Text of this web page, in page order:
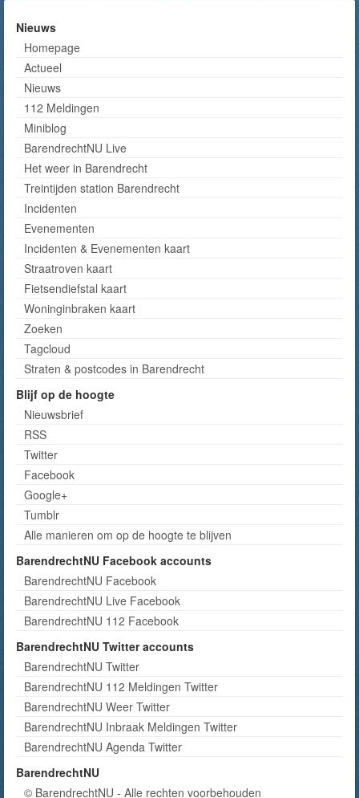
Nieuws
Homepage
Actueel
Nieuws
112 Meldingen
Miniblog
BarendrechtNU Live
Het weer in Barendrecht
Treintijden station Barendrecht
Incidenten
Evenementen
Incidenten & Evenementen kaart
Straatroven kaart
Fietsendiefstal kaart
Woninginbraken kaart
Zoeken
Tagcloud
Straten & postcodes in Barendrecht
Blijf op de hoogte
Nieuwsbrief
RSS
Twitter
Facebook
Google+
Tumblr
Alle manieren om op de hoogte te blijven
BarendrechtNU Facebook accounts
BarendrechtNU Facebook
BarendrechtNU Live Facebook
BarendrechtNU 112 Facebook
BarendrechtNU Twitter accounts
BarendrechtNU Twitter
BarendrechtNU 112 Meldingen Twitter
BarendrechtNU Weer Twitter
BarendrechtNU Inbraak Meldingen Twitter
BarendrechtNU Agenda Twitter
BarendrechtNU
© BarendrechtNU - Alle rechten voorbehouden